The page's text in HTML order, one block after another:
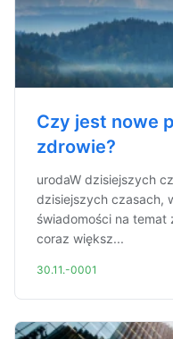
Czy jest nowe
zdrowie?
urodaW dzisiejszych
dzisiejszych czasach,
świadomości na
coraz większ...
30.11.-0001